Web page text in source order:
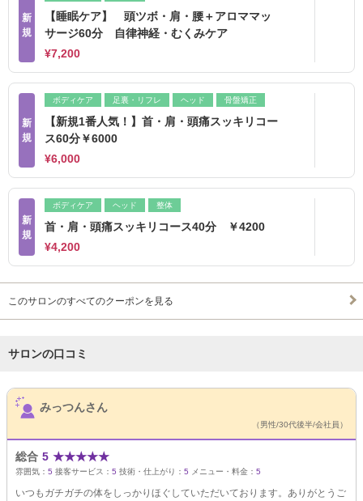
新
規
【睡眠ケア】 頭ツボ・肩・腰＋アロママッ
サージ60分 自律神経・むくみケア
¥7,200
新
規
ボディケア 足裏・リフレ ヘッド 骨盤矯正
【新規1番人気！】首・肩・頭痛スッキリコー
ス60分￥6000
¥6,000
新
規
ボディケア ヘッド 整体
首・肩・頭痛スッキリコース40分 ￥4200
¥4,200
このサロンのすべてのクーポンを見る
サロンの口コミ
サロンPick Up
みっつんさん
（男性/30代後半/会社員）
総合 5 ★★★★★
雰囲気： 5 接客サービス： 5 技術・仕上がり： 5 メニュー・料金： 5
いつもガチガチの体をしっかりほぐしていただいております。ありがとうご